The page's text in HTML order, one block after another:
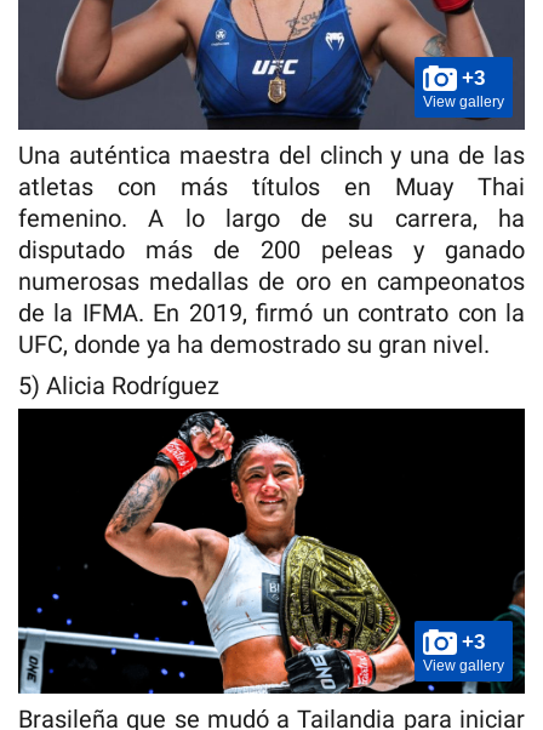
+3
View gallery
Una auténtica maestra del clinch y una de las
atletas con más títulos en Muay Thai
femenino. A lo largo de su carrera, ha
disputado más de 200 peleas y ganado
numerosas medallas de oro en campeonatos
de la IFMA. En 2019, firmó un contrato con la
UFC, donde ya ha demostrado su gran nivel.
5) Alicia Rodríguez
+3
View gallery
Brasileña que se mudó a Tailandia para iniciar